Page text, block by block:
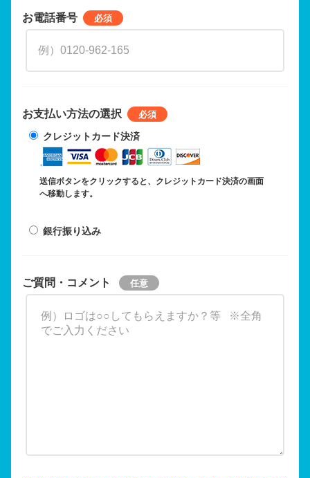
お電話番号
お支払い方法の選択
クレジットカード決済
送信ボタンをクリックすると、クレジットカード決済の画面
へ移動します。
銀行振り込み
ご質問・コメント